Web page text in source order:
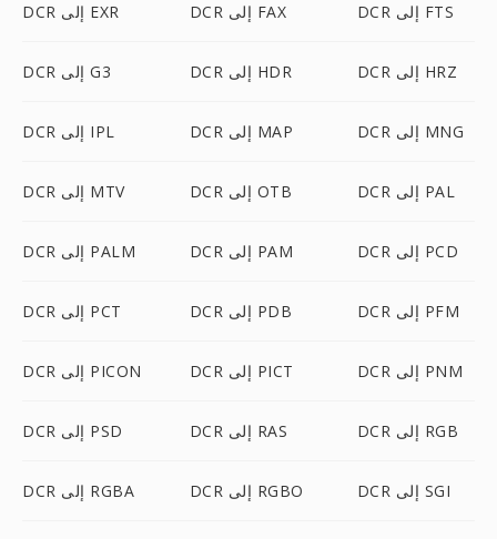
DCR إلى EXR DCR إلى FAX DCR إلى FTS
DCR إلى G3 DCR إلى HDR DCR إلى HRZ
DCR إلى IPL DCR إلى MAP DCR إلى MNG
DCR إلى MTV DCR إلى OTB DCR إلى PAL
DCR إلى PALM DCR إلى PAM DCR إلى PCD
DCR إلى PCT DCR إلى PDB DCR إلى PFM
DCR إلى PICON DCR إلى PICT DCR إلى PNM
DCR إلى PSD DCR إلى RAS DCR إلى RGB
DCR إلى RGBA DCR إلى RGBO DCR إلى SGI